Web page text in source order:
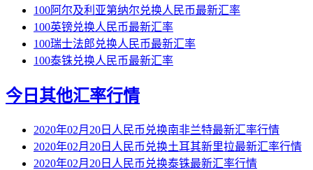
100阿尔及利亚第纳尔兑换人民币最新汇率
100英镑兑换人民币最新汇率
100瑞士法郎兑换人民币最新汇率
100泰铢兑换人民币最新汇率
今日其他汇率行情
2020年02月20日人民币兑换南非兰特最新汇率行情
2020年02月20日人民币兑换土耳其新里拉最新汇率行情
2020年02月20日人民币兑换泰铢最新汇率行情